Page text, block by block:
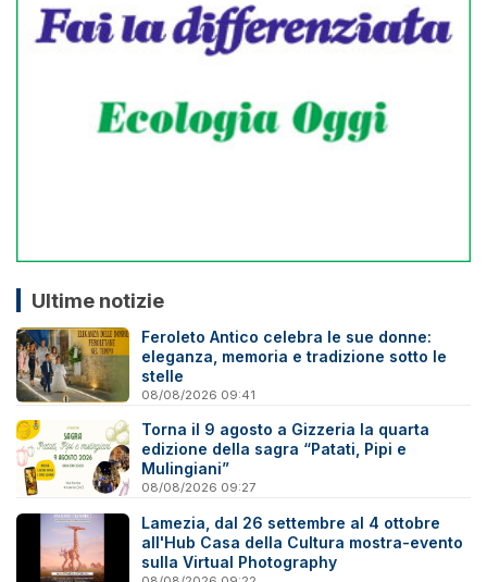
Ultime notizie
Feroleto Antico celebra le sue donne:
eleganza, memoria e tradizione sotto le
stelle
08/08/2026 09:41
Torna il 9 agosto a Gizzeria la quarta
edizione della sagra “Patati, Pipi e
Mulingiani”
08/08/2026 09:27
Lamezia, dal 26 settembre al 4 ottobre
all'Hub Casa della Cultura mostra-evento
sulla Virtual Photography